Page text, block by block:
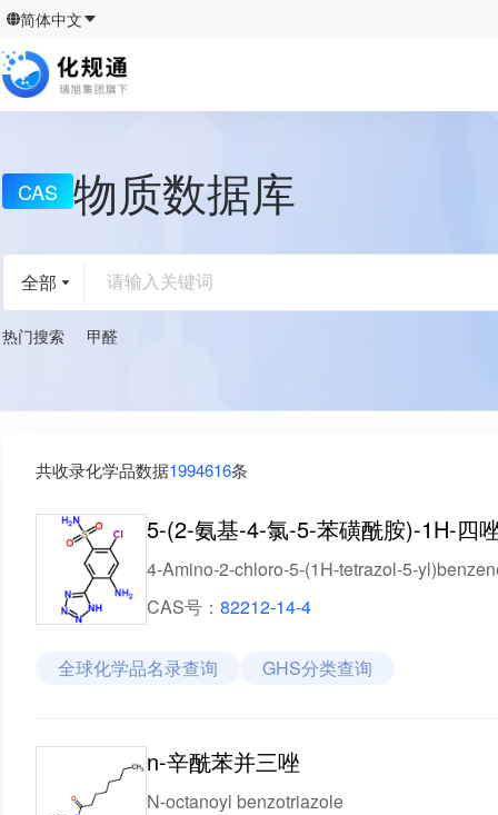
简体中文
CAS 物质数据库
全部 请输入关键词
热门搜索 甲醛
共收录化学品数据1994616条
5-(2-氨基-4-氯-5-苯磺酰胺)-1H-四
4-Amino-2-chloro-5-(1H-tetrazol-5-
CAS号： 82212-14-4
全球化学品名录查询 GHS分类查询
n-辛酰苯并三唑
N-octanoyl benzotriazole